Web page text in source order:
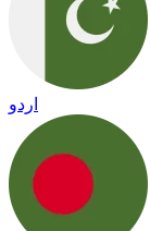
اردو